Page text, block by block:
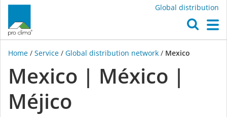
Global distribution
Home / Service / Global distribution network / Mexico
Mexico | México |
Méjico